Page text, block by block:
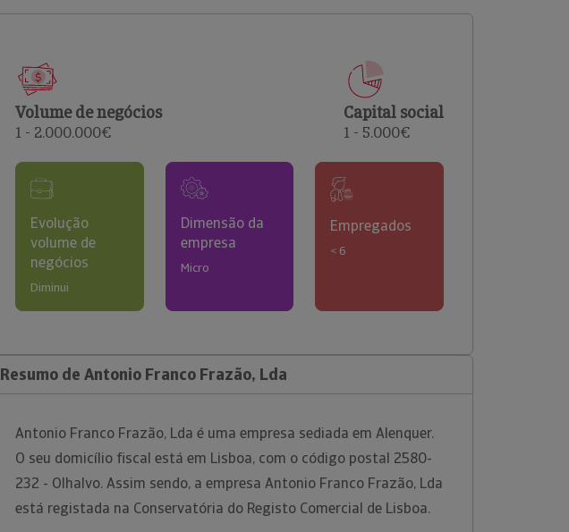
comerciais e analisar o risco de incumprimento dos
Volume de negócios
1 - 2.000.000€
Capital social
1 - 5.000€
Evolução
volume de
negócios
Diminui
Dimensão da
empresa
Micro
Empregados
< 6
Resumo de Antonio Franco Frazão, Lda
Antonio Franco Frazão, Lda é uma empresa sediada em Alenquer.
O seu domicílio fiscal está em Lisboa, com o código postal 2580-
232 - Olhalvo. Assim sendo, a empresa Antonio Franco Frazão, Lda
está registada na Conservatória do Registo Comercial de Lisboa.